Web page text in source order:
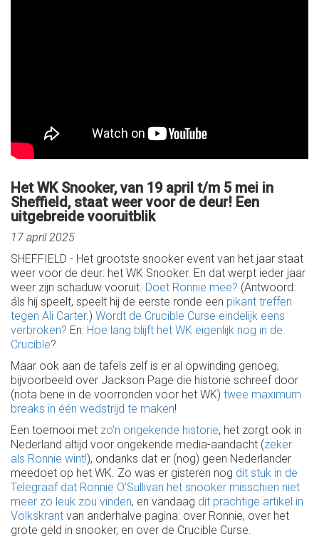
Het WK Snooker, van 19 april t/m 5 mei in
Sheffield, staat weer voor de deur! Een
uitgebreide vooruitblik
17 april 2025
SHEFFIELD - Het grootste snooker event van het jaar staat
weer voor de deur: het WK Snooker. En dat werpt ieder jaar
weer zijn schaduw vooruit. Doet Ronnie mee? (Antwoord:
áls hij speelt, speelt hij de eerste ronde een pikant treffen
tegen Ali Carter.) Wordt de Crucible Curse eindelijk eens
verbroken? En: Hoe lang blijft het WK eigenlijk nog in de
Crucible?
Maar ook aan de tafels zelf is er al opwinding genoeg,
bijvoorbeeld over Jackson Page die historie schreef door
(nota bene in de voorronden voor het WK) twee maximum
breaks in één wedstrijd te maken!
Een toernooi met zo’n ongekende historie, het zorgt ook in
Nederland altijd voor ongekende media-aandacht (zeker
als Ronnie wint!), ondanks dat er (nog) geen Nederlander
meedoet op het WK. Zo was er gisteren nog dit stuk in de
Telegraaf dat Ronnie O’Sullivan het snooker misschien niet
meer zo leuk zou vinden, en vandaag dit prachtige artikel in
Volkskrant van anderhalve pagina: over Ronnie, over het
grote geld in snooker, en over de Crucible Curse.